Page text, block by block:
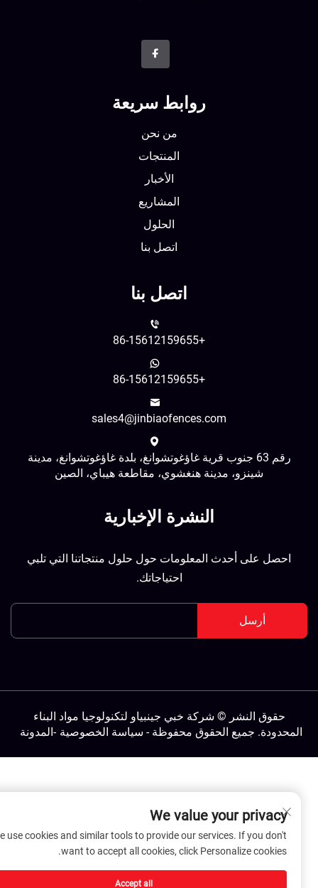
روابط سريعة
من نحن
المنتجات
الأخبار
المشاريع
الحلول
اتصل بنا
اتصل بنا
sales4@jinbiaofences.com
رقم 63 جنوب قرية غاؤغوتشوانغ، بلدة غاؤغوتشوانغ، مدينة
شينزو، مدينة هنغشوي، مقاطعة هيباي، الصين
النشرة الإخبارية
احصل على أحدث المعلومات حول حلول منتجاتنا التي تلبي
احتياجاتك.
أرسل
حقوق النشر © شركة خبي جينبياو لتكنولوجيا مواد البناء
جميع الحقوق محفوظة -سياسة الخصوصية -المدونة
We value your privacy
We use cookies and similar tools to provide our services. If you don't
want to accept all cookies, click Personalize cookies.
Accept all